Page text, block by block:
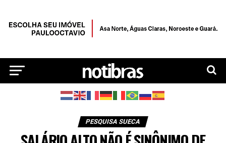
PESQUISA SUECA